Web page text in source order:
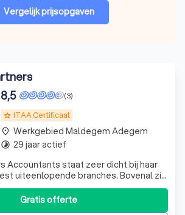
Vergelijk prijsopgaven
grade ITAA Certificaat
(3)
8,5
Accountants staat zeer dicht bij haar
branches. Bovenal zijn
van vele markten thuis.
cijferwerk alleen. Begeleiding en
jaren steeds belangrijker
Gratis offerte
place Werkgebied Maldegem Adegem
timelapse 29 jaar actief